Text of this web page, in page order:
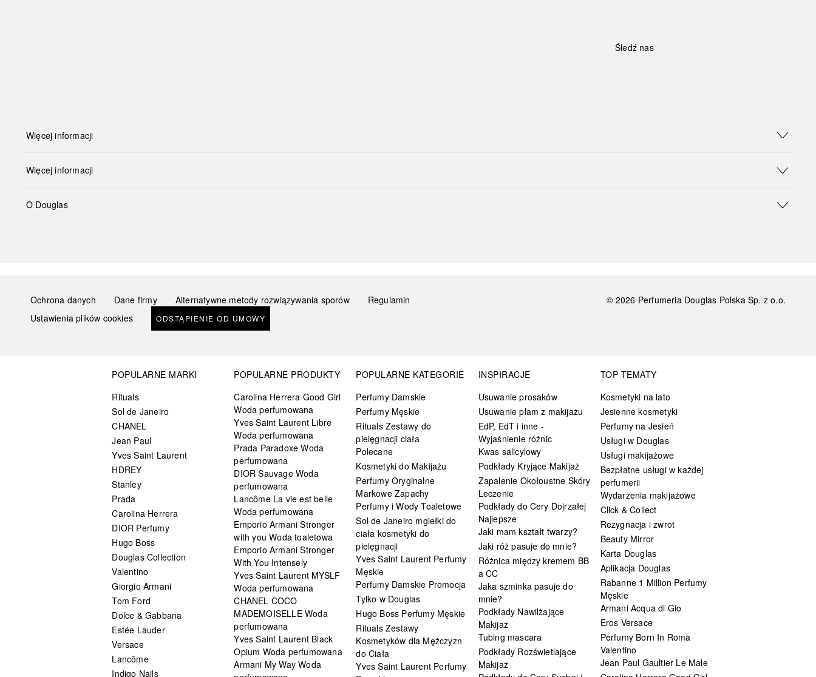
Śledź nas
Więcej informacji
Więcej informacji
O Douglas
Ochrona danych Dane firmy Alternatywne metody rozwiązywania sporów
Regulamin
Ustawienia plików cookies
ODSTĄPIENIE OD UMOWY
© 2026 Perfumeria Douglas Polska Sp. z o.o.
POPULARNE MARKI
Rituals
Sol de Janeiro
CHANEL
Jean Paul
Yves Saint Laurent
HDREY
Stanley
Prada
Carolina Herrera
DIOR Perfumy
Hugo Boss
Douglas Collection
Valentino
Giorgio Armani
Tom Ford
Dolce & Gabbana
Estée Lauder
Versace
Lancôme
Indigo Nails
POPULARNE PRODUKTY
Carolina Herrera Good Girl
Woda perfumowana
Yves Saint Laurent Libre
Woda perfumowana
Prada Paradoxe Woda
perfumowana
DIOR Sauvage Woda
perfumowana
Lancôme La vie est belle
Woda perfumowana
Emporio Armani Stronger
with you Woda toaletowa
Emporio Armani Stronger
With You Intensely
Yves Saint Laurent MYSLF
Woda perfumowana
CHANEL COCO
MADEMOISELLE Woda
perfumowana
Yves Saint Laurent Black
Opium Woda perfumowana
Armani My Way Woda
POPULARNE KATEGORIE
Perfumy Damskie
Perfumy Męskie
Rituals Zestawy do
pielęgnacji ciała
Polecane
Kosmetyki do Makijażu
Perfumy Oryginalne
Markowe Zapachy
Perfumy i Wody Toaletowe
Sol de Janeiro mgiełki do
ciała kosmetyki do
pielęgnacji
Yves Saint Laurent Perfumy
Męskie
Perfumy Damskie Promocja
Tylko w Douglas
Hugo Boss Perfumy Męskie
Rituals Zestawy
Kosmetyków dla Mężczyzn
do Ciała
Yves Saint Laurent Perfumy
INSPIRACJE
Usuwanie prosaków
Usuwanie plam z makijażu
EdP, EdT i inne -
Wyjaśnienie różnic
Kwas salicylowy
Podkłady Kryjące Makijaż
Zapalenie Okołoustne Skóry
Leczenie
Podkłady do Cery Dojrzałej
Najlepsze
Jaki mam kształt twarzy?
Jaki róż pasuje do mnie?
Różnica między kremem BB
a CC
Jaka szminka pasuje do
mnie?
Podkłady Nawilżające
Makijaż
Tubing mascara
Podkłady Rozświetlające
Makijaż
TOP TEMATY
Kosmetyki na lato
Jesienne kosmetyki
Perfumy na Jesień
Usługi w Douglas
Usługi makijażowe
Bezpłatne usługi w każdej
perfumerii
Wydarzenia makijażowe
Click & Collect
Rezygnacja i zwrot
Beauty Mirror
Karta Douglas
Aplikacja Douglas
Rabanne 1 Million Perfumy
Męskie
Armani Acqua di Gio
Eros Versace
Perfumy Born In Roma
Valentino
Jean Paul Gaultier Le Male